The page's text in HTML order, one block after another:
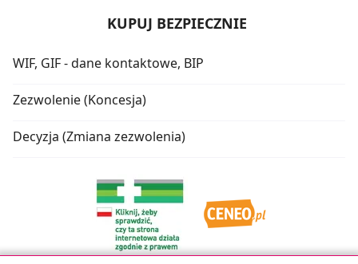
KUPUJ BEZPIECZNIE
WIF, GIF - dane kontaktowe, BIP
Zezwolenie (Koncesja)
Decyzja (Zmiana zezwolenia)